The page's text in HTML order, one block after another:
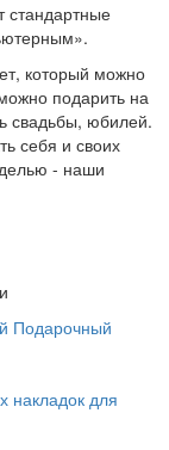
стандартные
который можно
подарить на
свадьбы, юбилей.
себя и своих
- наши
Подарочный
накладок для